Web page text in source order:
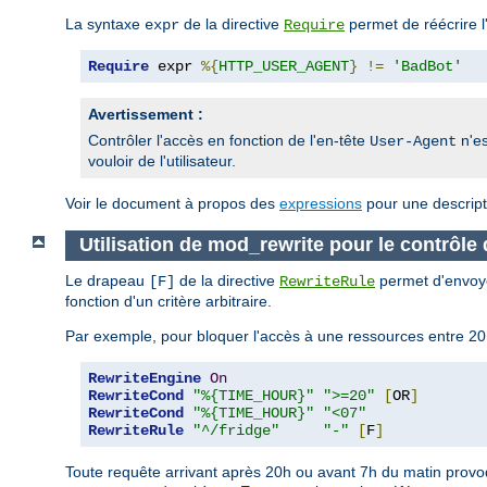
La syntaxe expr de la directive Require permet de réécrire
Require expr %{HTTP_USER_AGENT} != 'BadBot'
Avertissement :
Contrôler l'accès en fonction de l'en-tête User-Agent
vouloir de l'utilisateur.
Voir le document à propos des expressions pour une
Utilisation de mod_rewrite pour le contrôle
Le drapeau [F] de la directive RewriteRule permet
fonction d'un critère arbitraire.
Par exemple, pour bloquer l'accès à une ressources entre
RewriteEngine On
RewriteCond
"%{TIME_HOUR}" ">=20" [OR]
RewriteCond
"%{TIME_HOUR}"
"<07"
RewriteRule
"^/fridge" "-" [F]
Toute requête arrivant après 20h ou avant 7h du matin